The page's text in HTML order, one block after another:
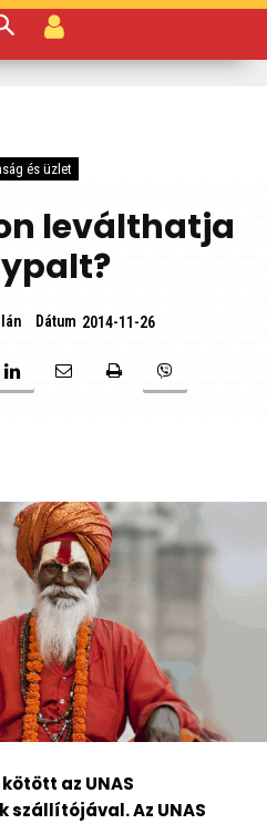
és üzlet
leválthatja
Dátum 2014-11-26
az UNAS
Az UNAS